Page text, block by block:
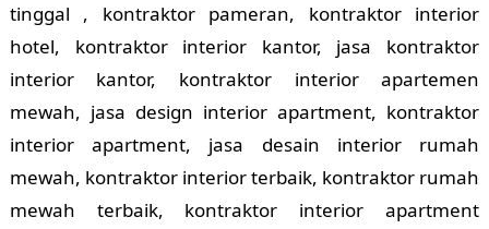
tinggal , kontraktor pameran, kontraktor interior
hotel, kontraktor interior kantor, jasa kontraktor
interior kantor, kontraktor interior apartemen
mewah, jasa design interior apartment, kontraktor
interior apartment, jasa desain interior rumah
mewah, kontraktor interior terbaik, kontraktor rumah
mewah terbaik, kontraktor interior apartment